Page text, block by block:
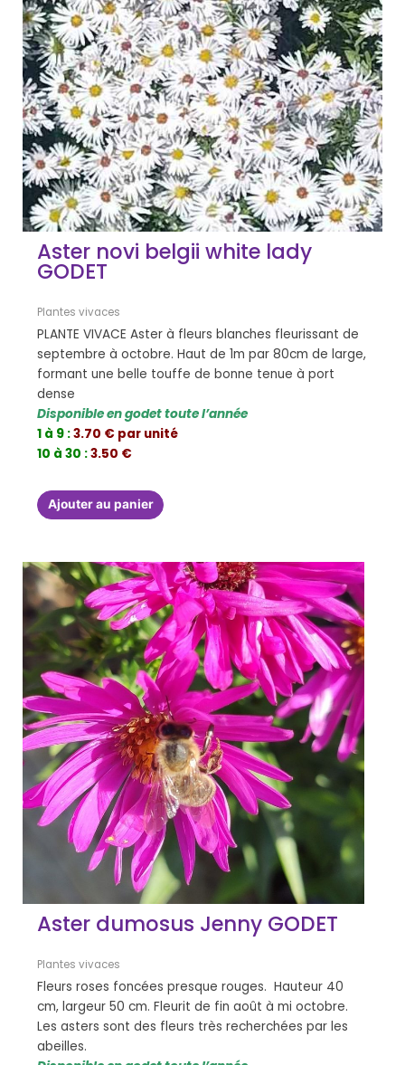
Aster novi belgii white lady
GODET
Plantes vivaces
PLANTE VIVACE Aster à fleurs blanches fleurissant de
septembre à octobre. Haut de 1m par 80cm de large,
formant une belle touffe de bonne tenue à port
dense
Disponible en godet toute l’année
1 à 9 :3.70 € par unité
10 à 30 :3.50 €
Ajouter au panier
Aster dumosus Jenny GODET
Plantes vivaces
Fleurs roses foncées presque rouges. Hauteur 40
cm, largeur 50 cm. Fleurit de fin août à mi octobre.
Les asters sont des fleurs très recherchées par les
abeilles.